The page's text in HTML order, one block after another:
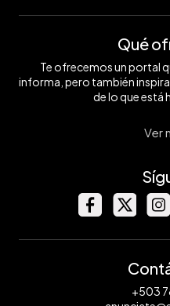
Qué
Te ofrecemos un portal
informa, pero también
de lo que está
Ver
+503